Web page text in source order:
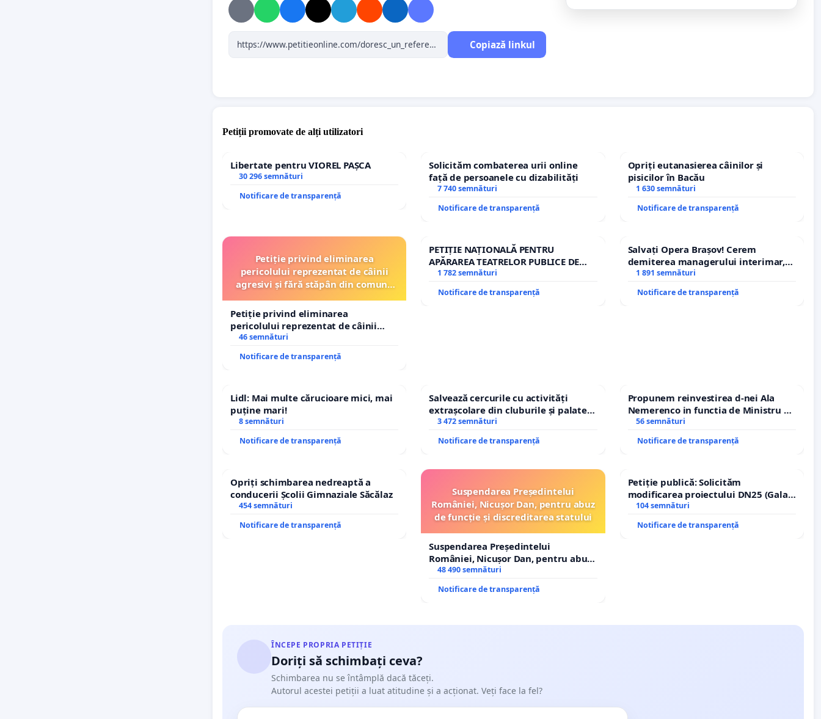
Copiază linkul
Petiții promovate de alți utilizatori
Libertate pentru VIOREL PAȘCA
30 296 semnături
Notificare de transparență
Solicităm combaterea urii online
față de persoanele cu dizabilități
7 740 semnături
Notificare de transparență
Opriți eutanasierea câinilor și
pisicilor în Bacău
1 630 semnături
Notificare de transparență
Petiție privind eliminarea
pericolului reprezentat de câinii
agresivi și fără stăpân din comuna
Petiție privind eliminarea
pericolului reprezentat de câinii
agresivi și fără stăpân din comuna
Tunari
46 semnături
Notificare de transparență
PETIȚIE NAȚIONALĂ PENTRU
APĂRAREA TEATRELOR PUBLICE DE
REPERTORIU DIN ROMÂNIA
1 782 semnături
Notificare de transparență
Salvați Opera Brașov! Cerem
demiterea managerului interimar,
Petrean Lucian-Marius!
1 891 semnături
Notificare de transparență
Lidl: Mai multe cărucioare mici, mai
puține mari!
8 semnături
Notificare de transparență
Salvează cercurile cu activități
extrașcolare din cluburile și palatele
copiilor
3 472 semnături
Notificare de transparență
Propunem reinvestirea d-nei Ala
Nemerenco in functia de Ministru al
Sanatatii
56 semnături
Notificare de transparență
Opriți schimbarea nedreaptă a
conducerii Școlii Gimnaziale Săcălaz
454 semnături
Notificare de transparență
Suspendarea Președintelui
României, Nicușor Dan, pentru abuz
de funcție și discreditarea statului
Suspendarea Președintelui
României, Nicușor Dan, pentru abuz
de funcție și discreditarea statului
48 490 semnături
Notificare de transparență
Petiție publică: Solicităm
modificarea proiectului DN25 (Galați
– Hanu Conachi) prin devierea
traseului în afara localităților!
104 semnături
Notificare de transparență
ÎNCEPE PROPRIA PETIȚIE
Doriți să schimbați ceva?
Schimbarea nu se întâmplă dacă tăceți.
Autorul acestei petiții a luat atitudine și a acționat. Veți face la fel?